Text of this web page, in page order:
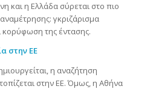
και η Ελλάδα σύρεται στο πιο
γκριζάρισμα
κορύφωση της έντασης.
στην ΕΕ
η αναζήτηση
στην ΕΕ. Όμως, η Αθήνα